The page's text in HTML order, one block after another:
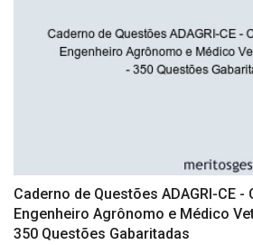
Caderno de Questões ADAGRI-CE
Engenheiro Agrônomo e Médico
350 Questões Gabaritadas